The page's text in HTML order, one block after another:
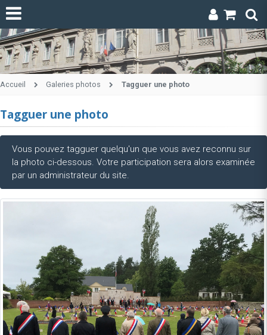
Accueil Galeries photos Tagguer une photo
Tagguer une photo
Vous pouvez tagguer quelqu'un que vous avez reconnu sur
la photo ci-dessous. Votre participation sera alors examinée
par un administrateur du site.